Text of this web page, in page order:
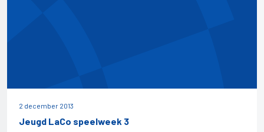
2 december 2013
Jeugd LaCo speelweek 3